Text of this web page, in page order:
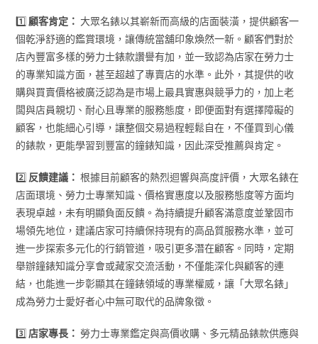
1️⃣ 顧客肯定： 大眾名錶以其嶄新而高級的店面裝潢，提供顧客一
個乾淨舒適的鑑賞環境，讓傳統當舖印象煥然一新。顧客們對於
店內豐富多樣的勞力士錶款讚譽有加，並一致認為店家在勞力士
的專業知識方面，甚至超越了專賣店的水準。此外，其提供的收
購與買賣價格被廣泛認為是市場上最具實惠與競爭力的，加上老
闆與店員親切、耐心且專業的服務態度，即便面對有選擇障礙的
顧客，也能細心引導，讓整個交易過程輕鬆自在，不僅買到心儀
的錶款，更能學習到豐富的鐘錶知識，因此深受推薦與肯定。
2️⃣ 反饋建議： 根據目前顧客的熱烈迴響與高度評價，大眾名錶在
店面環境、勞力士專業知識、價格實惠度以及服務態度等方面均
表現卓越，未有明顯負面反饋。為持續提升顧客滿意度並鞏固市
場領先地位，建議店家可持續保持現有的高品質服務水準，並可
進一步探索多元化的行銷管道，吸引更多潛在顧客。同時，定期
舉辦鐘錶知識分享會或藏家交流活動，不僅能深化與顧客的連
結，也能進一步彰顯其在鐘錶領域的專業權威，讓「大眾名錶」
成為勞力士愛好者心中無可取代的品牌象徵。
3️⃣ 店家專長： 勞力士專業鑑定與高價收購、多元精品錶款供應與